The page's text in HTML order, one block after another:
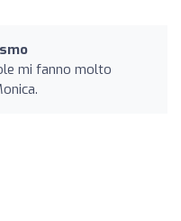
mi fanno molto